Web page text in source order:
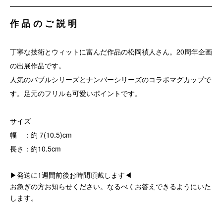
作品のご説明
丁寧な技術とウィットに富んだ作品の松岡禎人さん。20周年企画
の出展作品です。
人気のバブルシリーズとナンバーシリーズのコラボマグカップで
す。足元のフリルも可愛いポイントです。
サイズ
幅 ：約 7(10.5)cm
長さ：約10.5cm
▶発送に1週間前後お時間頂戴します◀
お急ぎの方お知らせください。なるべくお答えできるようにいた
します。